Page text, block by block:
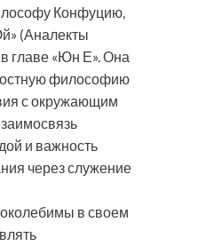
Конфуцию,
(Аналекты
главе «Юн Е». Она
философию
с окружающим
и важность
через служение
в своем